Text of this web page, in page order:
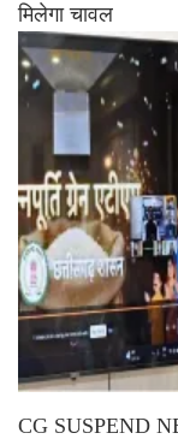
मिलेगा चावल
CG SUSPEND